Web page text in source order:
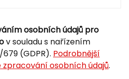
osobních údajů pro
v souladu s nařízením
(GDPR). Podrobnější
osobních údajů.